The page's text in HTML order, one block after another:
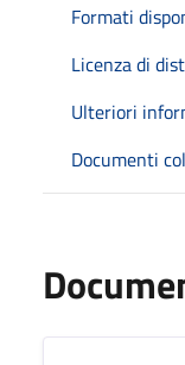
Formati
Licenza di
Ulteriori
Documenti